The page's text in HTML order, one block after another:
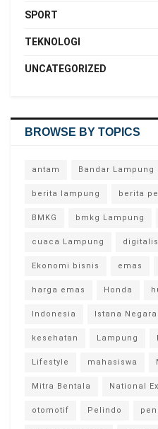
SPORT
TEKNOLOGI
UNCATEGORIZED
BROWSE BY TOPICS
antam Bandar Lampung
berita lampung berita
BMKG bmkg Lampung
cuaca Lampung
Ekonomi bisnis emas
harga emas Honda
Indonesia Istana Negara
kesehatan Lampung
Lifestyle mahasiswa
Mitra Bentala National
otomotif Pelindo